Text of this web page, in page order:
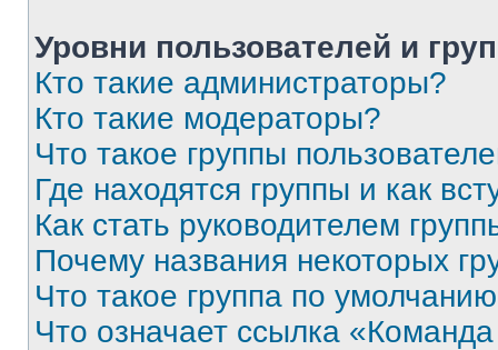
Уровни пользователей и
Кто такие администраторы?
Кто такие модераторы?
Что такое группы
Где находятся группы и как
Как стать руководителем
Почему названия некоторых
Что такое группа по
Что означает ссылка